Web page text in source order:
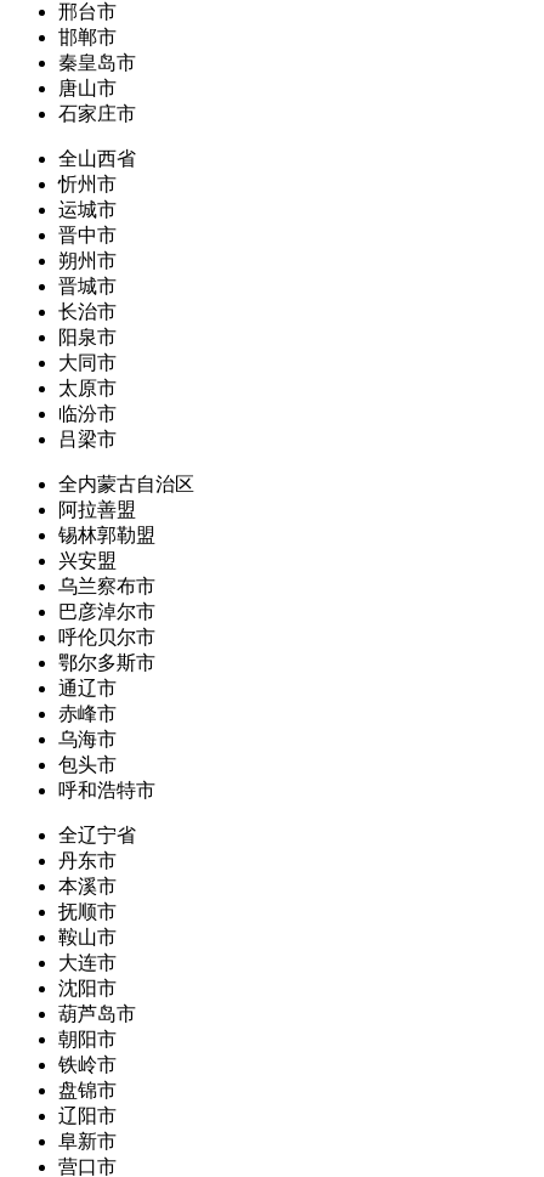
邢台市
邯郸市
秦皇岛市
唐山市
石家庄市
全山西省
忻州市
运城市
晋中市
朔州市
晋城市
长治市
阳泉市
大同市
太原市
临汾市
吕梁市
全内蒙古自治区
阿拉善盟
锡林郭勒盟
兴安盟
乌兰察布市
巴彦淖尔市
呼伦贝尔市
鄂尔多斯市
通辽市
赤峰市
乌海市
包头市
呼和浩特市
全辽宁省
丹东市
本溪市
抚顺市
鞍山市
大连市
沈阳市
葫芦岛市
朝阳市
铁岭市
盘锦市
辽阳市
阜新市
营口市